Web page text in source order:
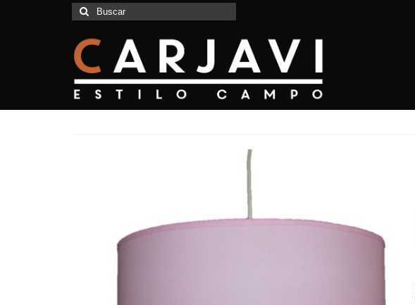
Buscar
por: